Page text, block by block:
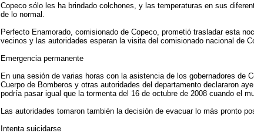
Copeco sólo les ha brindado colchones, y las temperaturas en sus
de lo normal.
Perfecto Enamorado, comisionado de Copeco, prometió trasladar esta
vecinos y las autoridades esperan la visita del comisionado nacional de
Emergencia permanente
En una sesión de varias horas con la asistencia de los gobernadores de
Cuerpo de Bomberos y otras autoridades del departamento declararon
podría pasar igual que la tormenta del 16 de octubre de 2008 cuando el
Las autoridades tomaron también la decisión de evacuar lo más pronto
Intenta suicidarse